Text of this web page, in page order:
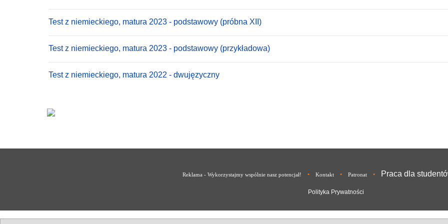
Test z niemieckiego, matura 2023 - podstawowy (próbna XII)
Test z niemieckiego, matura 2023 - podstawowy (przykładowa)
Test z niemieckiego, matura 2022 - dwujęzyczny
Reklama - Wykorzystajmy wspólnie nasz potencjał! • Kontakt • Patronat • Praca dla
Polityka Prywatności